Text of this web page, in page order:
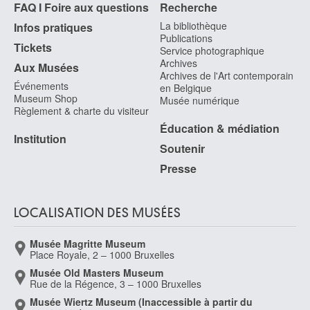
1674
Linnig Egide
Anvers 1842 - 1890
Lismonde Jules
Anderlecht / Bruxelles 1908 - Linkebeek 2001
Ougrée / Seraing 1946
Essen, Rhétanie du Nord-Westphalie (Allemagne) 1943
Klostermühle, Bohème (Allemagne) 1836 - 1947
Logelain Henri
Ixelles / Bruxelles 1889 - Ixelles / Bruxelles 1968
Lohaus Bernd
FAQ I Foire aux questions
Infos pratiques
Tickets
Aux Musées
Événements
Museum Shop
Règlement & charte du visiteur
Institution
Recherche
La bibliothèque
Publications
Service photographique
Archives
Archives de l'Art contemporain
en Belgique
Musée numérique
Éducation & médiation
Soutenir
Presse
LOCALISATION DES MUSÉES
Musée Magritte Museum
Place Royale, 2 – 1000 Bruxelles
Musée Old Masters Museum
Rue de la Régence, 3 – 1000 Bruxelles
Musée Wiertz Museum (Inaccessible à partir du